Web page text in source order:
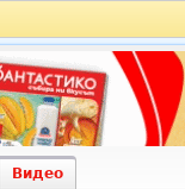
Видео